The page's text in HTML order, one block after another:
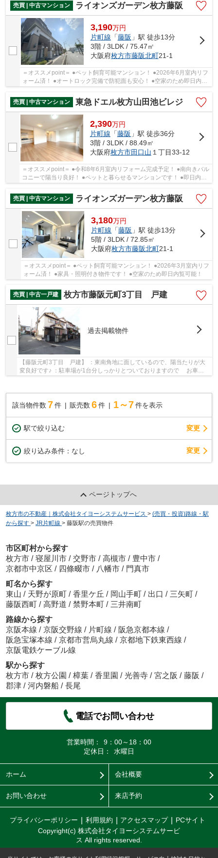
売買 | 中古マンション ライオンズガーデン枚方藤阪
3,190万円
片町線 「藤阪 」駅 徒歩13分
3階 / 3LDK / 75.47㎡
大阪府枚方市藤阪北町21-1
＝オススメpoint＝ ●ペット飼育可能マンション！ ●2026年6月室内リフ
ォーム済！ ●オートロック完備で防犯面も安心！ ●空家のため即日内覧
売買 | 中古マンション
東急ドエル枚方山田池ビレジ
2,390万円
片町線 「藤阪 」駅 徒歩36分
3階 / 3LDK / 88.49㎡
大阪府枚方市田口山 １丁目33-12
＝オススメpoint＝ ●令和8年6月室内リフォーム完成予定！ ●南向きバル
コニーで陽当り良好！ ●ペットと暮らせるマンションです！ ●即日内覧
可能です！
売買 | 中古マンション
ライオンズガーデン枚方藤阪
3,180万円
片町線 「藤阪 」駅 徒歩13分
5階 / 3LDK / 72.85㎡
大阪府枚方市藤阪北町21-1
＝オススメpoint＝ ●ペット飼育可能マンション！ ●2026年3月室内リフ
ォーム済！ ●家具・照明付き物件です！ ●空家のため即日内覧可能！
売買 | 中古一戸建 枚方市藤阪元町3丁目 戸建
過去掲載物件
【藤阪元町3丁目 戸建】 ：東南角地に面しているので、陽当たりが大
変良好です♪ ：駐車場が1台分しっかりとついておりますので お車を
該当物件数 7件 販売数 6 件 1～7 件を表示
駅で絞り込む 変更
絞り込み条件： なし 変更
ページトップへ
枚方市の不動産｜株式会社タイヨーシステムサービス > (売買・投資)路線・駅
から探す > JR片町線 > 藤阪駅の売買物件
市区町村から探す
枚方市 / 寝屋川市 / 交野市 / 高槻市 / 豊中市 /
京都市中京区 / 四條畷市 / 八幡市 / 門真市
町名から探す
東山 / 天野が原町 / 香里ケ丘 / 岡山手町 / 出口 / 三矢町 /
藤阪西町 / 高野道 / 禁野本町 / 三井南町
路線から探す
京阪本線 / 京阪交野線 / 片町線 / 阪急京都本線 /
阪急宝塚本線 / 京都市営烏丸線 / 京都地下鉄東西線 /
京阪電鉄ケーブル線
駅から探す
枚方市 / 枚方公園 / 樟葉 / 香里園 / 光善寺 / 宮之阪 / 藤阪 /
郡津 / 河内磐船 / 長尾
電話でお問い合わせ
営業時間：
9：00～18：00
定休日：
水曜日
ホーム 会社概要
お問い合わせ 来店予約
プライバシーポリシー 利用規約 アクセスマップ
PCサイト
Copyright(c) 株式会社タイヨーシステムサービ
ス All rights reserved.